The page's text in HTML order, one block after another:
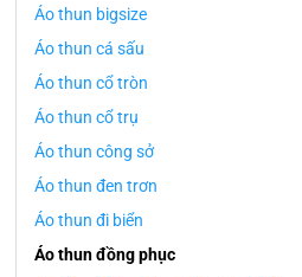
Áo thun bigsize
Áo thun cá sấu
Áo thun cổ tròn
Áo thun cổ trụ
Áo thun công sở
Áo thun đen trơn
Áo thun đi biển
Áo thun đồng phục